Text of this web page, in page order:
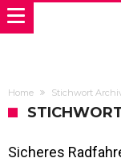
Home Stichwort
Sicheres